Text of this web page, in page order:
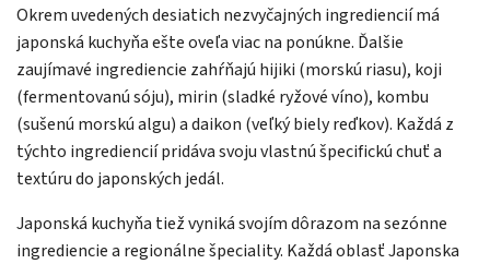
Okrem uvedených desiatich nezvyčajných ingrediencií má
japonská kuchyňa ešte oveľa viac na ponúkne. Ďalšie
zaujímavé ingrediencie zahŕňajú hijiki (morskú riasu), koji
(fermentovanú sóju), mirin (sladké ryžové víno), kombu
(sušenú morskú algu) a daikon (veľký biely reďkov). Každá z
týchto ingrediencií pridáva svoju vlastnú špecifickú chuť a
textúru do japonských jedál.
Japonská kuchyňa tiež vyniká svojím dôrazom na sezónne
ingrediencie a regionálne špeciality. Každá oblasť Japonska